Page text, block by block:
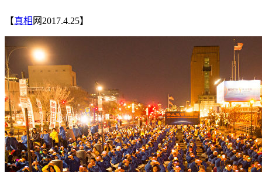
【真相 网2017.4.25】